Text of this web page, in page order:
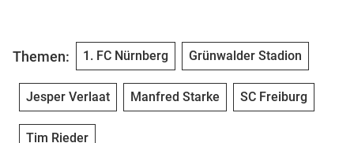
Themen: 1. FC Nürnberg Grünwalder Stadion
Jesper Verlaat Manfred Starke SC Freiburg
Tim Rieder